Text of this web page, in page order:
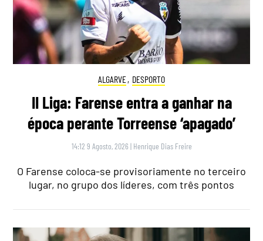
ALGARVE, DESPORTO
II Liga: Farense entra a ganhar na
época perante Torreense ‘apagado’
14:12 9 Agosto, 2026 | Henrique Dias Freire
O Farense coloca-se provisoriamente no terceiro
lugar, no grupo dos líderes, com três pontos